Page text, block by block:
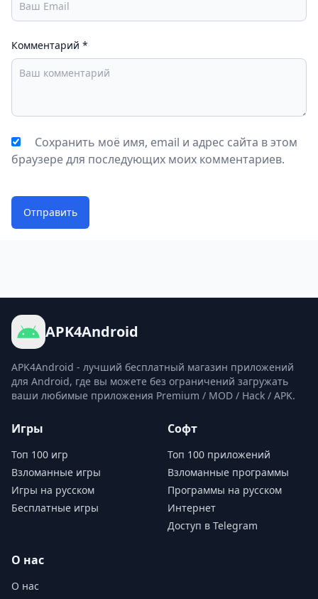
Комментарий *
Сохранить моё имя, email и адрес сайта в этом
браузере для последующих моих комментариев.
Отправить
APK4Android
APK4Android - лучший бесплатный магазин приложений
для Android, где вы можете без ограничений загружать
ваши любимые приложения Premium / MOD / Hack / APK.
Игры
Топ 100 игр
Взломанные игры
Игры на русском
Бесплатные игры
Софт
Топ 100 приложений
Взломанные программы
Программы на русском
Интернет
Доступ в Telegram
О нас
О нас